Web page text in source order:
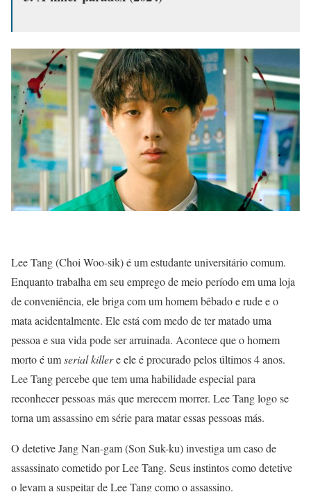
Lee Tang (Choi Woo-sik) é um estudante universitário comum.
Enquanto trabalha em seu emprego de meio período em uma loja
de conveniência, ele briga com um homem bêbado e rude e o
mata acidentalmente. Ele está com medo de ter matado uma
pessoa e sua vida pode ser arruinada. Acontece que o homem
morto é umserial killere ele é procurado pelos últimos 4 anos.
Lee Tang percebe que tem uma habilidade especial para
reconhecer pessoas más que merecem morrer. Lee Tang logo se
torna um assassino em série para matar essas pessoas más.
O detetive Jang Nan-gam (Son Suk-ku) investiga um caso de
assassinato cometido por Lee Tang. Seus instintos como detetive
o levam a suspeitar de Lee Tang como o assassino.